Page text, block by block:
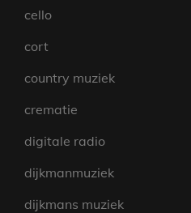
cello
cort
country muziek
crematie
digitale radio
dijkmanmuziek
dijkmans muziek